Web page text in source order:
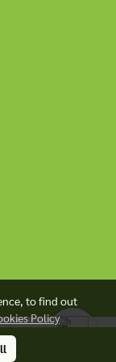
ALL RIGHTS
to find out
Policy